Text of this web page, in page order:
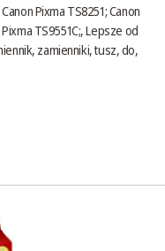
Pixma TS8251; Canon
TS9551C;,Lepsze od
zamienniki, tusz, do,